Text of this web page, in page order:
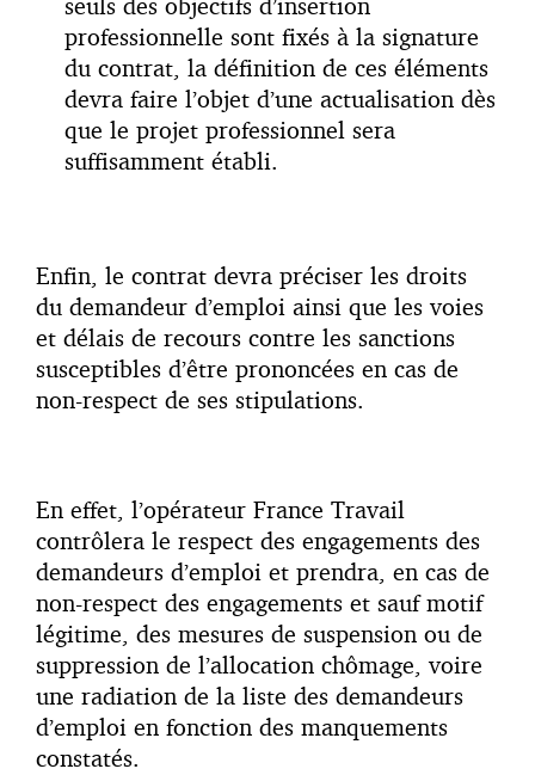
professionnelle sont fixés à la signature
du contrat, la définition de ces éléments
devra faire l’objet d’une actualisation dès
que le projet professionnel sera
suffisamment établi.
Enfin, le contrat devra préciser les droits
du demandeur d’emploi ainsi que les voies
et délais de recours contre les sanctions
susceptibles d’être prononcées en cas de
non-respect de ses stipulations.
En effet, l’opérateur France Travail
contrôlera le respect des engagements des
demandeurs d’emploi et prendra, en cas de
non-respect des engagements et sauf motif
légitime, des mesures de suspension ou de
suppression de l’allocation chômage, voire
une radiation de la liste des demandeurs
d’emploi en fonction des manquements
constatés.